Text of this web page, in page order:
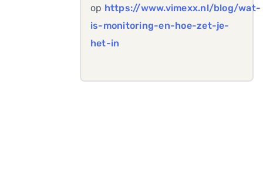
op https://www.vimexx.nl/blog/wat-
is-monitoring-en-hoe-zet-je-
het-in